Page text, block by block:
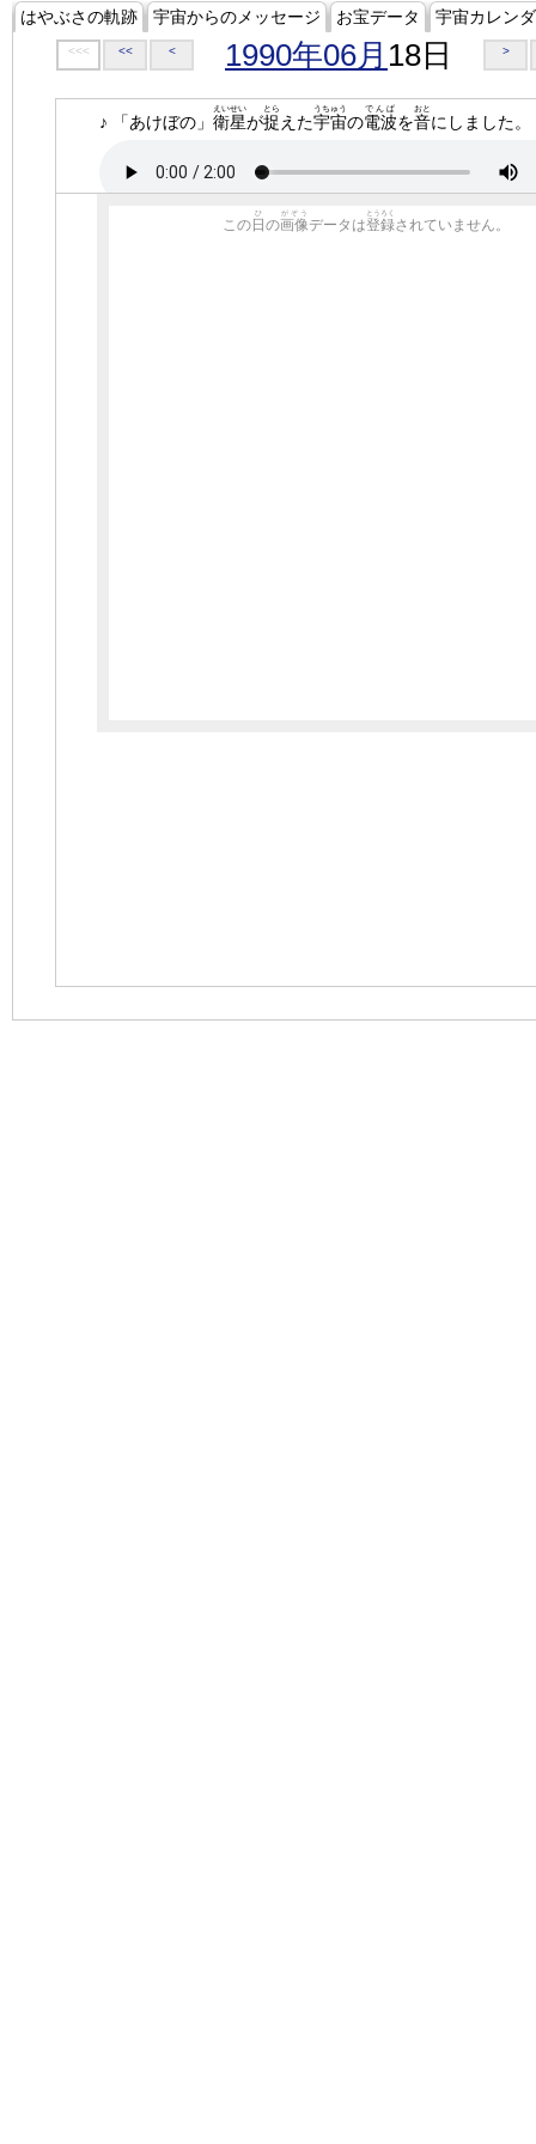
はやぶさの軌跡 宇宙からのメッセージ お宝データ 宇宙カレン
<<< << < 1990年06月 18日 >
♪ 「あけぼの」 衛星
えいせい
が捉
とら
えた宇宙
うちゅう
の電波
でんぱ
を音
おと
にしました。
この 日
ひ
の画像
がぞう
データは登録
とうろく
されていません。